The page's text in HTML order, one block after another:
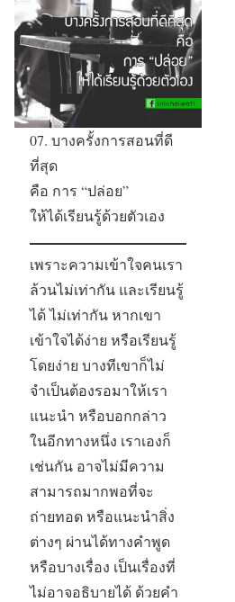
07. บางครั้งการสอนที่ดี
ที่สุด
คือ การ “ปล่อย”
ให้ได้เรียนรู้ด้วยตัวเอง
เพราะความเข้าใจคนเรา
ล้วนไม่เท่ากัน และเรียนรู้
ได้ ไม่เท่ากัน หากเขา
เข้าใจได้ง่าย หรือเรียนรู้
โดยง่าย บางทีเขาก็ไม่
จำเป็นต้องรอมาให้เรา
แนะนำ หรือบอกกล่าว
ในอีกทางหนึ่ง เราเองก็
เช่นกัน อาจไม่มีความ
สามารถมากพอที่จะ
ถ่ายทอด หรือแนะนำสิ่ง
ต่างๆ ผ่านได้ทางคำพูด
หรือบางเรื่อง เป็นเรื่องที่
ไม่อาจอธิบายได้ ด้วยคำ